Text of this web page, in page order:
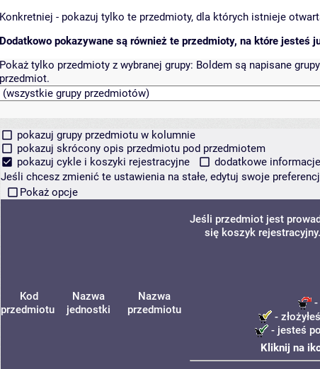
Konkretniej - pokazuj tylko te przedmioty, dla których istnieje
Dodatkowo pokazywane są również te przedmioty, na które jesteś
Pokaż tylko przedmioty z wybranej grupy: Boldem są napisane
przedmiot.
pokazuj grupy przedmiotu w kolumnie
pokazuj skrócony opis przedmiotu pod przedmiotem
pokazuj cykle i koszyki rejestracyjne
dodatkowe
Jeśli chcesz zmienić te ustawienia na stałe, edytuj swoje
Pokaż opcje
Kod
przedmiotu
Nazwa
jednostki
Nazwa
przedmiotu
Jeśli przedmiot jest
się koszyk
-
-
- jesteś
Kliknij na